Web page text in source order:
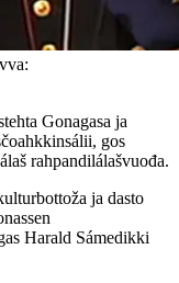
Gonagasa ja
gos
rahpandilálašvuođa.
ja dasto
Harald Sámedikki